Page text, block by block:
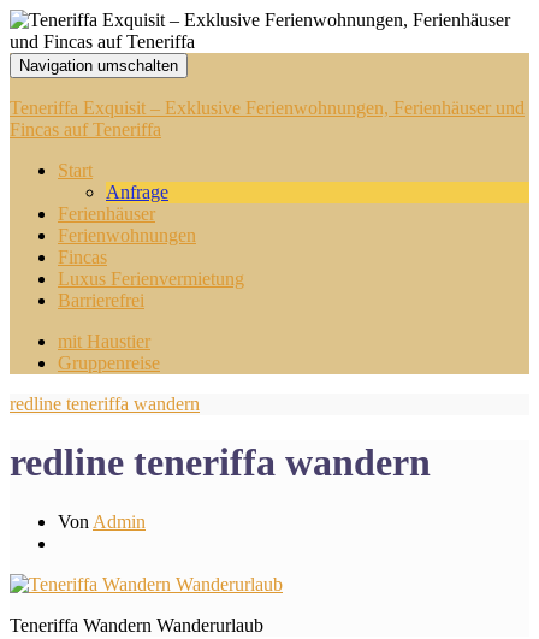
Navigation umschalten
Teneriffa Exquisit – Exklusive Ferienwohnungen, Ferienhäuser und
Fincas auf Teneriffa
Start
Anfrage
Ferienhäuser
Ferienwohnungen
Fincas
Luxus Ferienvermietung
Barrierefrei
mit Haustier
Gruppenreise
redline teneriffa wandern
redline teneriffa wandern
Von Admin
Teneriffa Wandern Wanderurlaub